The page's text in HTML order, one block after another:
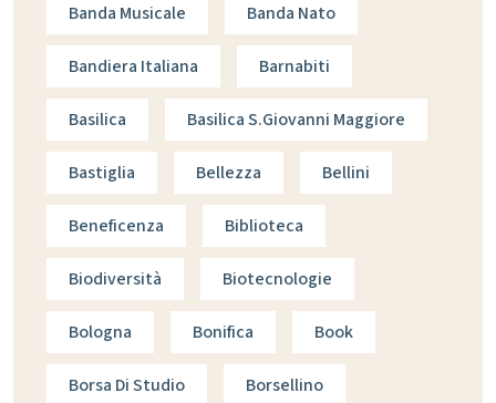
Banda Musicale Banda Nato
Bandiera Italiana Barnabiti
Basilica Basilica S.giovanni Maggiore
Bastiglia Bellezza Bellini
Beneficenza Biblioteca
Biodiversità Biotecnologie
Bologna Bonifica Book
Borsa Di Studio Borsellino